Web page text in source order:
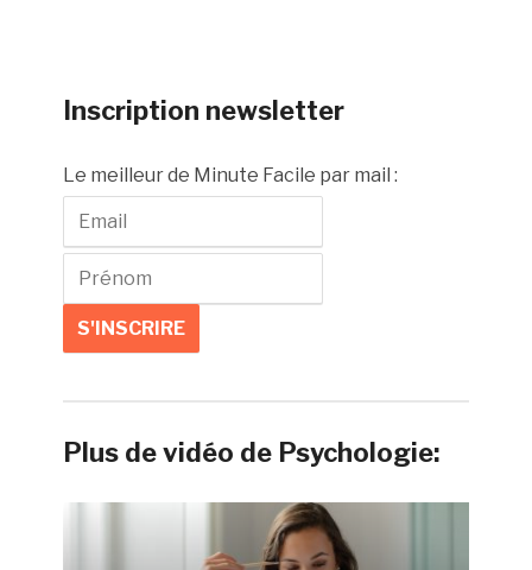
Inscription newsletter
Le meilleur de Minute Facile par mail :
Plus de vidéo de Psychologie: